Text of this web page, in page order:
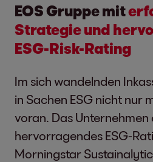
EOS Gruppe mit
Strategie und
ESG-Risk-Rating
Im sich wandelnden
in Sachen ESG nicht nur
voran. Das Unternehmen
hervorragendes ESG-
Morningstar